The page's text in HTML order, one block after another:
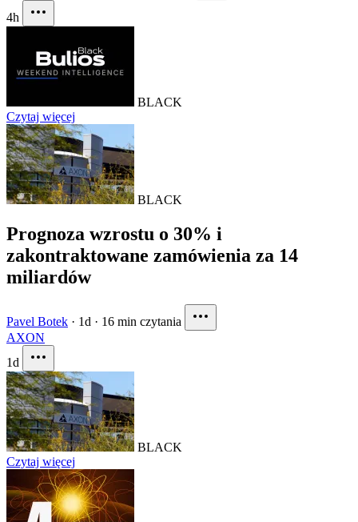
4h
BLACK
Czytaj więcej
BLACK
Prognoza wzrostu o 30% i
zakontraktowane zamówienia za 14
miliardów
Pavel Botek · 1d · 16 min czytania
AXON
1d
BLACK
Czytaj więcej